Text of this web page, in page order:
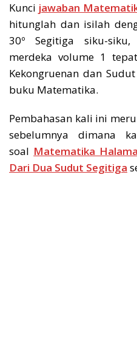
Kunci jawaban
hitunglah dan isilah
30º Segitiga siku-
merdeka volume 1
Kekongruenan dan
buku Matematika.
Pembahasan kali ini
sebelumnya dimana
soal Matematika
Dari Dua Sudut Segitiga